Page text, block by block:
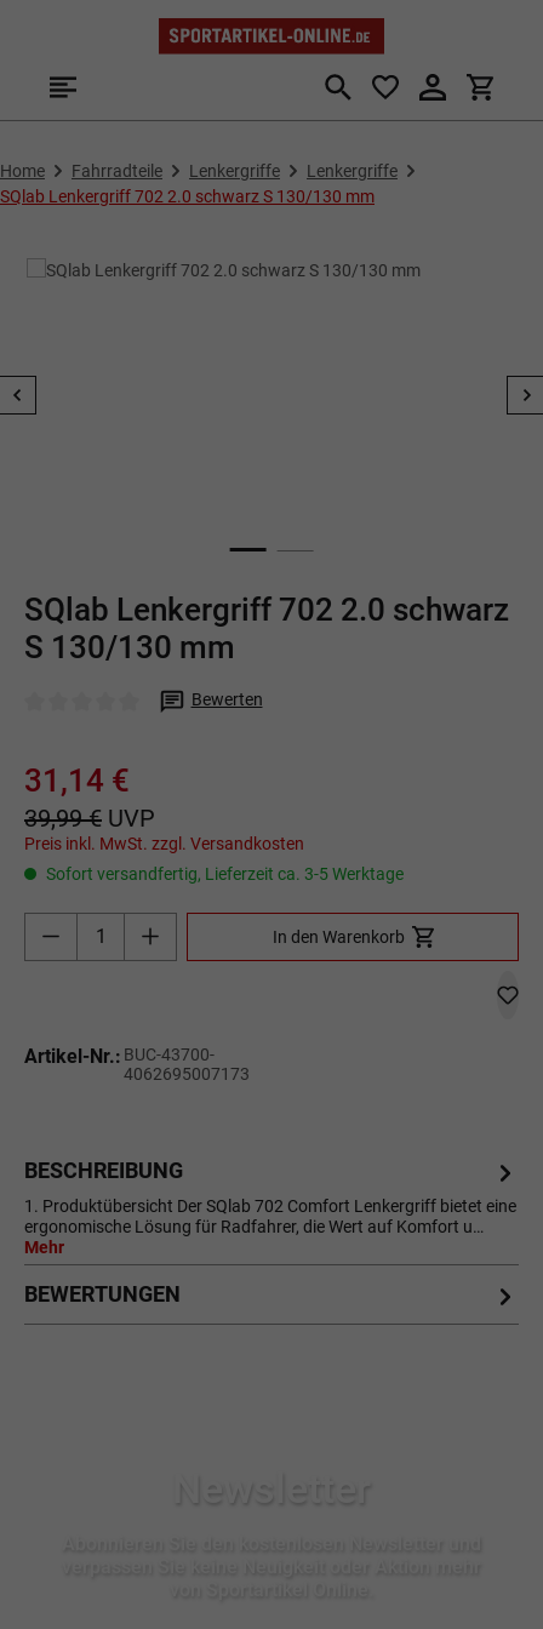
Zum Hauptinhalt springen
Home Fahrradteile Lenkergriffe
Lenkergriffe
SQlab Lenkergriff 702 2.0 schwarz S 130/130 mm
SQlab Lenkergriff 702 2.0 schwarz
S 130/130 mm
Bewerten
31,14 €
39,99 € UVP
Preis inkl. MwSt. zzgl. Versandkosten
Sofort versandfertig, Lieferzeit ca. 3-5 Werktage
Produkt Anzahl: Gib den gewünschten Wert
In den Warenkorb
Artikel-Nr.: BUC-43700-
4062695007173
BESCHREIBUNG
1. Produktübersicht Der SQlab 702 Comfort Lenkergriff bietet eine
ergonomische Lösung für Radfahrer, die Wert auf Komfort u…
Mehr
BEWERTUNGEN